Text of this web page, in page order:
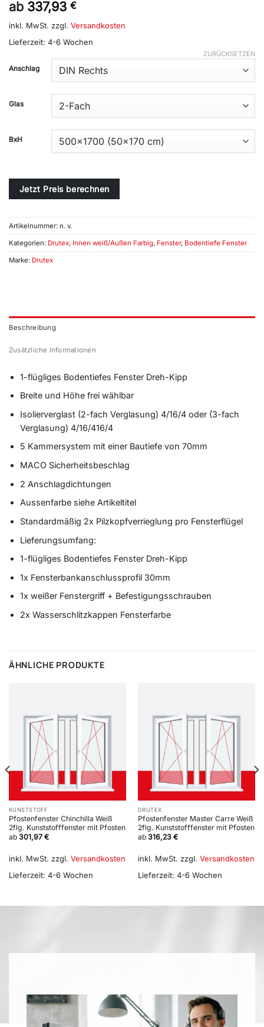
ab 337,93 €
inkl. MwSt. zzgl. Versandkosten
Lieferzeit: 4-6 Wochen
Anschlag
Glas
BxH
ZURÜCKSETZEN
Jetzt Preis berechnen
Artikelnummer: n. v.
Kategorien: Drutex, Innen weiß/Außen Farbig, Fenster, Bodentiefe Fenster
Marke: Drutex
Beschreibung
Zusätzliche Informationen
1-flügliges Bodentiefes Fenster Dreh-Kipp
Breite und Höhe frei wählbar
Isolierverglast (2-fach Verglasung) 4/16/4 oder (3-fach
Verglasung) 4/16/416/4
5 Kammersystem mit einer Bautiefe von 70mm
MACO Sicherheitsbeschlag
2 Anschlagdichtungen
Aussenfarbe siehe Artikeltitel
Standardmäßig 2x Pilzkopfverrieglung pro Fensterflügel
Lieferungsumfang:
1-flügliges Bodentiefes Fenster Dreh-Kipp
1x Fensterbankanschlussprofil 30mm
1x weißer Fenstergriff + Befestigungsschrauben
2x Wasserschlitzkappen Fensterfarbe
ÄHNLICHE PRODUKTE
KUNSTSTOFF
Pfostenfenster Chinchilla Weiß
2flg. Kunststofffenster mit Pfosten
ab 301,97 €
inkl. MwSt. zzgl. Versandkosten
Lieferzeit: 4-6 Wochen
DRUTEX
Pfostenfenster Master Carre Weiß
2flg. Kunststofffenster mit Pfosten
ab 316,23 €
inkl. MwSt. zzgl. Versandkosten
Lieferzeit: 4-6 Wochen